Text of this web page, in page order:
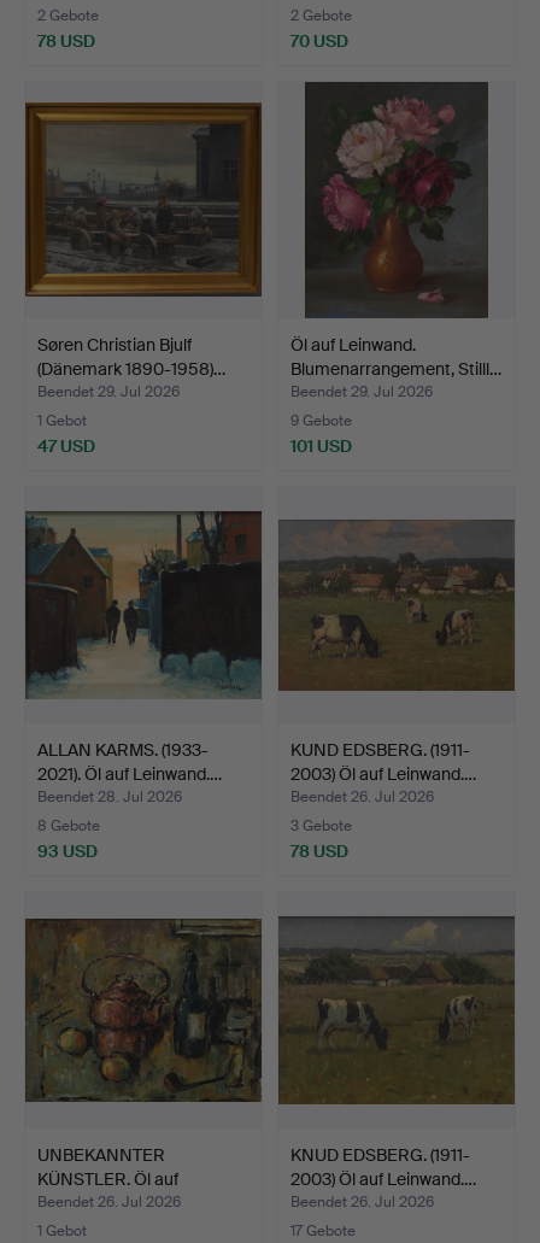
2 Gebote
78 USD
2 Gebote
70 USD
Søren Christian Bjulf
(Dänemark 1890-1958)…
Beendet 29. Jul 2026
1 Gebot
47 USD
Öl auf Leinwand.
Blumenarrangement, Stilll…
Beendet 29. Jul 2026
9 Gebote
101 USD
ALLAN KARMS. (1933-
2021). Öl auf Leinwand.…
Beendet 28. Jul 2026
8 Gebote
93 USD
KUND EDSBERG. (1911-
2003) Öl auf Leinwand.…
Beendet 26. Jul 2026
3 Gebote
78 USD
UNBEKANNTER
KÜNSTLER. Öl auf
Leinwand. Sti…
Beendet 26. Jul 2026
1 Gebot
KNUD EDSBERG. (1911-
2003) Öl auf Leinwand.…
Beendet 26. Jul 2026
17 Gebote